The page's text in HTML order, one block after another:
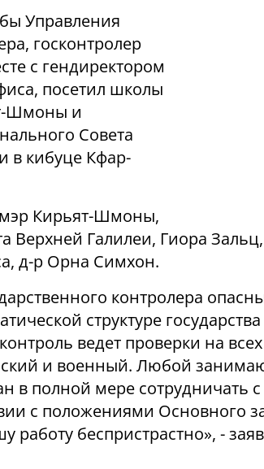
Управления
госконтролер
с гендиректором
посетил школы
Шмоны и
Совета
в кибуце Кфар-
мэр Кирьят-Шмоны,
Верхней Галилеи, Гиора
д-р Орна Симхон.
контролера
структуре
ведет проверки на
и военный. Любой
в полной мере сотрудничать
с положениями Основного
беспристрастно», -